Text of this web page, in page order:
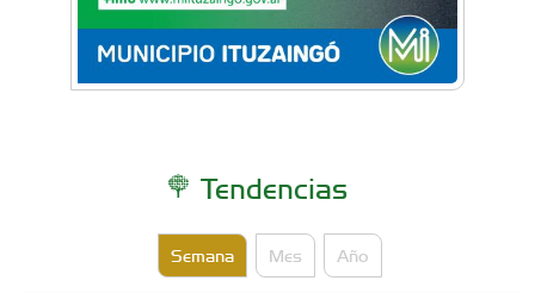
Tendencias
Semana Mes Año